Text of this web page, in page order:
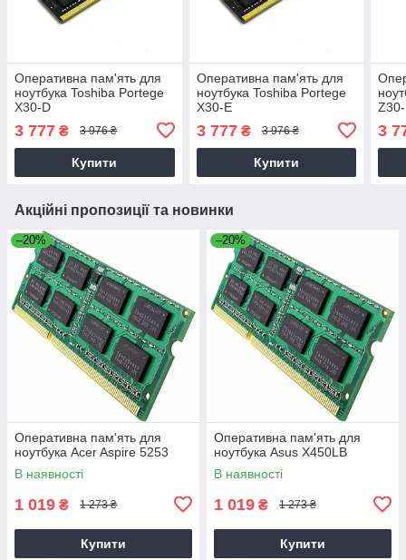
Оперативна пам'ять для
ноутбука Toshiba Portege
X30-D
3 777 ₴ 3 976 ₴
Купити
Оперативна пам'ять для
ноутбука Toshiba Portege
X30-E
3 777₴ 3 976 ₴
Купити
3
Акційні пропозиції та новинки
–20%
Оперативна пам'ять для
ноутбука Acer Aspire 5253
В наявності
1 019 ₴ 1 273 ₴
Купити
–20%
Оперативна пам'ять для
ноутбука Asus X450LB
В наявності
1 019 ₴ 1 273 ₴
Купити